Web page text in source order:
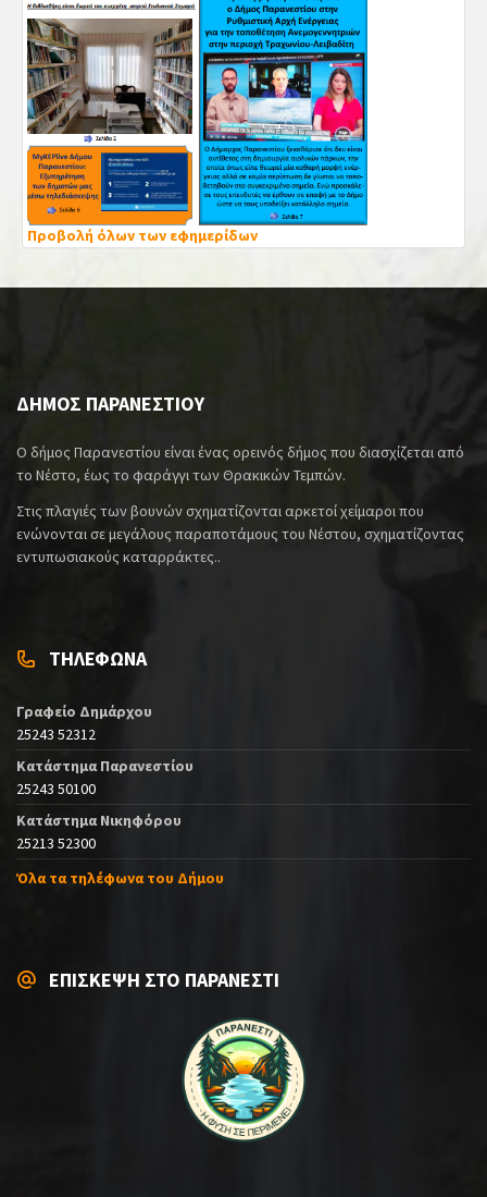
Προβολή όλων των εφημερίδων
ΔΗΜΟΣ ΠΑΡΑΝΕΣΤΙΟΥ
Ο δήμος Παρανεστίου είναι ένας ορεινός δήμος που διασχίζεται από
το Νέστο, έως το φαράγγι των Θρακικών Τεμπών.
Στις πλαγιές των βουνών σχηματίζονται αρκετοί χείμαροι που
ενώνονται σε μεγάλους παραποτάμους του Νέστου, σχηματίζοντας
εντυπωσιακούς καταρράκτες..
ΤΗΛΕΦΩΝΑ
Γραφείο Δημάρχου
25243 52312
Κατάστημα Παρανεστίου
25243 50100
Κατάστημα Νικηφόρου
25213 52300
Όλα τα τηλέφωνα του Δήμου
ΕΠΙΣΚΕΨΗ ΣΤΟ ΠΑΡΑΝΕΣΤΙ